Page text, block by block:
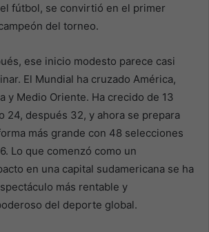
fútbol, se convirtió en el primer
del torneo.
ese inicio modesto parece casi
El Mundial ha cruzado América,
y Medio Oriente. Ha crecido de 13
24, después 32, y ahora se prepara
más grande con 48 selecciones
Lo que comenzó como un
en una capital sudamericana se ha
más rentable y
del deporte global.